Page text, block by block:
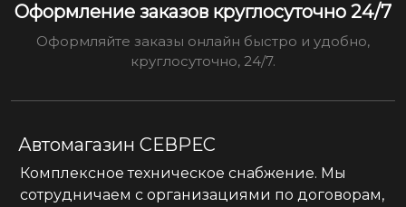
Оформление заказов круглосуточно 24/7
Оформляйте заказы онлайн быстро и удобно,
круглосуточно, 24/7.
Автомагазин СЕВРЕС
Комплексное техническое снабжение. Мы
сотрудничаем с организациями по договорам,